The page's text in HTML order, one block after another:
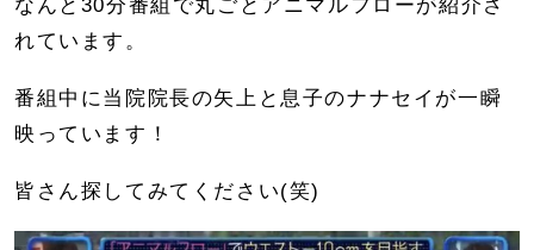
なんと30分番組で丸ごとアニマルフローが紹介さ
れています。
番組中に当院院長の矢上と息子のナナセイが一瞬
映っています！
皆さん探してみてください(笑)